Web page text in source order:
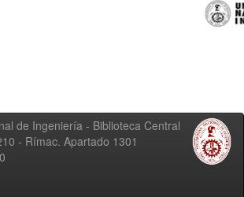
de Ingeniería - Biblioteca Central
- Rímac. Apartado 1301